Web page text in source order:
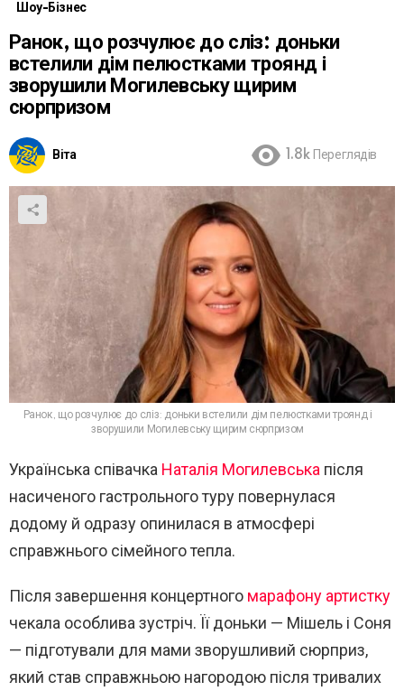
Шоу-Бізнес
Ранок, що розчулює до сліз: доньки
встелили дім пелюстками троянд і
зворушили Могилевську щирим
сюрпризом
Віта 1.8k Переглядів
Ранок, що розчулює до сліз: доньки встелили дім пелюстками троянд і
зворушили Могилевську щирим сюрпризом
Українська співачка Наталія Могилевська після
насиченого гастрольного туру повернулася
додому й одразу опинилася в атмосфері
справжнього сімейного тепла.
Після завершення концертного марафону артистку
чекала особлива зустріч. Її доньки — Мішель і Соня
— підготували для мами зворушливий сюрприз,
який став справжньою нагородою після тривалих